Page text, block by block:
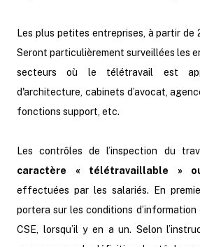
Les plus petites entreprises, à partir de
Seront particulièrement surveillées les
secteurs où le télétravail est
d'architecture, cabinets d’avocat,
fonctions support, etc.
Les contrôles de l’inspection du
caractère « télétravaillable »
effectuées par les salariés. En
portera sur les conditions
CSE, lorsqu’il y en a un. Selon